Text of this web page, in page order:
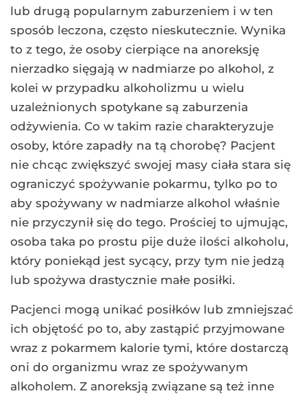
lub drugą popularnym zaburzeniem i w ten
sposób leczona, często nieskutecznie. Wynika
to z tego, że osoby cierpiące na anoreksję
nierzadko sięgają w nadmiarze po alkohol, z
kolei w przypadku alkoholizmu u wielu
uzależnionych spotykane są zaburzenia
odżywienia. Co w takim razie charakteryzuje
osoby, które zapadły na tą chorobę? Pacjent
nie chcąc zwiększyć swojej masy ciała stara się
ograniczyć spożywanie pokarmu, tylko po to
aby spożywany w nadmiarze alkohol właśnie
nie przyczynił się do tego. Prościej to ujmując,
osoba taka po prostu pije duże ilości alkoholu,
który poniekąd jest sycący, przy tym nie jedzą
lub spożywa drastycznie małe posiłki.
Pacjenci mogą unikać posiłków lub zmniejszać
ich objętość po to, aby zastąpić przyjmowane
wraz z pokarmem kalorie tymi, które dostarczą
oni do organizmu wraz ze spożywanym
alkoholem. Z anoreksją związane są też inne